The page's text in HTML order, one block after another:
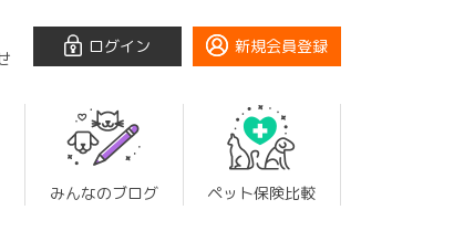
ログイン 新規会員登録
みんなのブログ ペット保険比較